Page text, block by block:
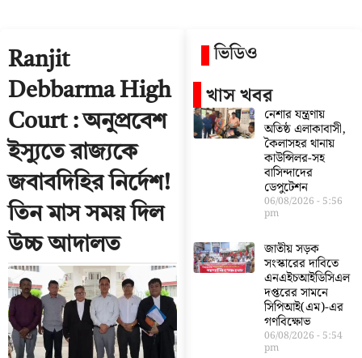
Ranjit
Debbarma High
Court : অনুপ্রবেশ
ইস্যুতে রাজ্যকে
জবাবদিহির নির্দেশ!
তিন মাস সময় দিল
উচ্চ আদালত
ভিডিও
খাস খবর
নেশার যন্ত্রণায়
অতিষ্ঠ এলাকাবাসী,
কৈলাসহর থানায়
কাউন্সিলর-সহ
বাসিন্দাদের
ডেপুটেশন
06/08/2026 5:56
pm
জাতীয় সড়ক
সংস্কারের দাবিতে
এনএইচআইডিসিএল
দপ্তরের সামনে
সিপিআই(এম)-এর
গণবিক্ষোভ
06/08/2026 5:54
pm